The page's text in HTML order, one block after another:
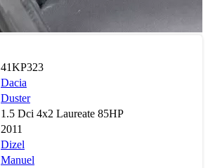
41KP323
Dacia
Duster
1.5 Dci 4x2 Laureate 85HP
2011
Dizel
Manuel